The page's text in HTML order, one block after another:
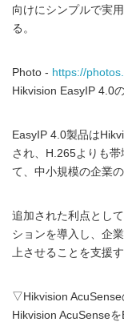
向けにシンプルで実
る。
Photo - https://
Hikvision EasyIP 4.0
EasyIP 4.0製品は
され、H.265よりも
て、中小規模の企業
追加された利点とし
ションを導入し、企
上させることを支援す
▽Hikvision AcuSense
Hikvision AcuSense